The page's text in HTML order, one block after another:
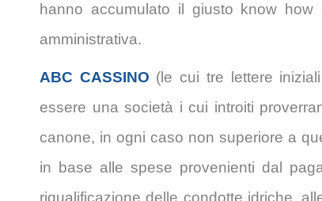
hanno accumulato il giusto know
amministrativa.
ABC CASSINO (le cui tre lettere
essere una società i cui introiti
canone, in ogni caso non superiore a
in base alle spese provenienti dal